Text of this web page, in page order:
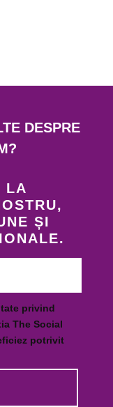
DESPRE
LA
ȘI
privind
The Social
potrivit